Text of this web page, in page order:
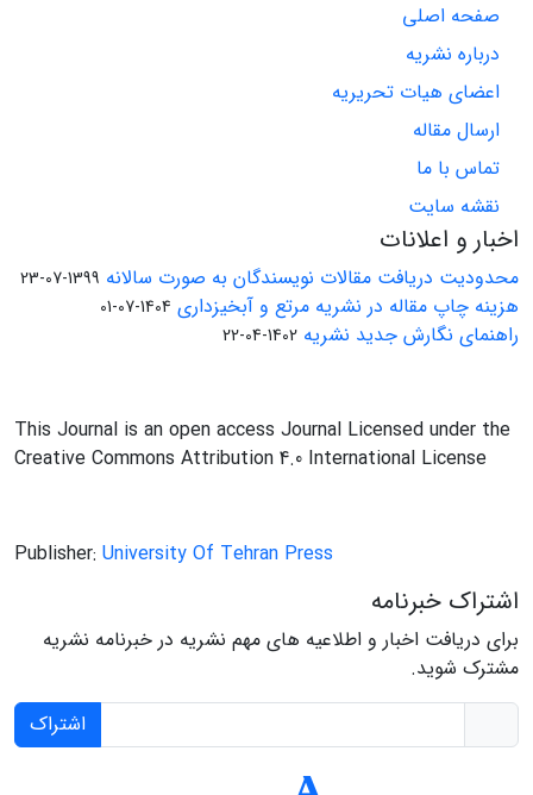
صفحه اصلی
درباره نشریه
اعضای هیات تحریریه
ارسال مقاله
تماس با ما
نقشه سایت
اخبار و اعلانات
محدودیت دریافت مقالات نویسندگان به صورت سالانه 1399-07-23
هزینه چاپ مقاله در نشریه مرتع و آبخیزداری 1404-07-01
راهنمای نگارش جدید نشریه 1402-04-22
This Journal is an open access Journal Licensed under the
Creative Commons Attribution 4.0 International License
Publisher: University Of Tehran Press
اشتراک خبرنامه
برای دریافت اخبار و اطلاعیه های مهم نشریه در خبرنامه نشریه
مشترک شوید.
اشتراک